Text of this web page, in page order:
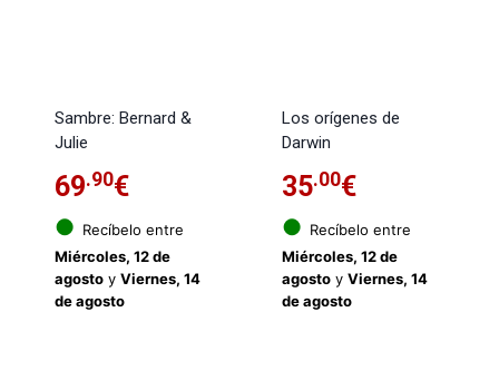
Sambre: Bernard &
Julie
69.90€
● Recíbelo entre
Miércoles, 12 de
agostoy Viernes, 14
de agosto
Los orígenes de
Darwin
35.00€
● Recíbelo entre
Miércoles, 12 de
agostoy Viernes, 14
de agosto